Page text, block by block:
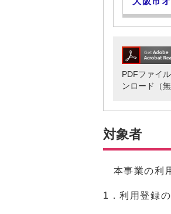
PDFファイ
ンロード（
対象者
本事業の利
1．利用登録